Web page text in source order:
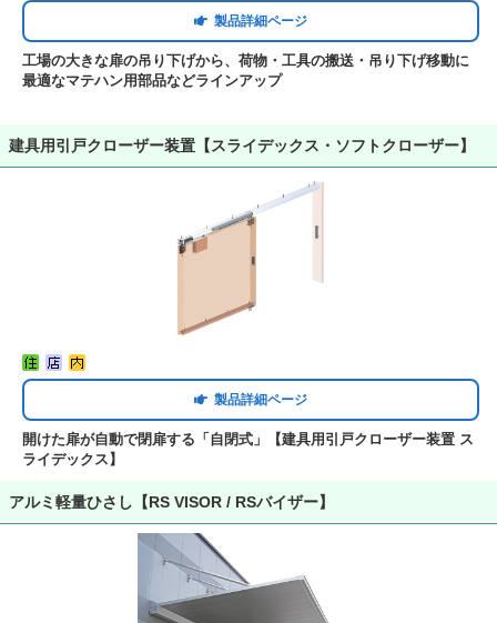
製品詳細ページ
工場の大きな扉の吊り下げから、荷物・工具の搬送・吊り下げ移動に
最適なマテハン用部品などラインアップ
建具用引戸クローザー装置【スライデックス・ソフトクローザー】
製品詳細ページ
開けた扉が自動で閉扉する「自閉式」【建具用引戸クローザー装置 ス
ライデックス】
アルミ軽量ひさし【RS VISOR / RSバイザー】